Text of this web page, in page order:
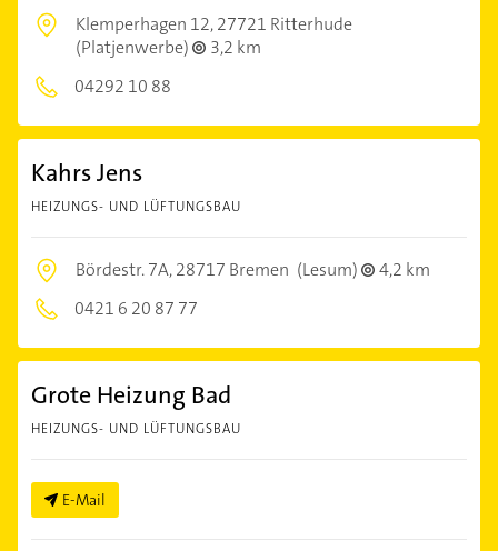
Klemperhagen 12,27721 Ritterhude
(Platjenwerbe)
3,2 km
04292 10 88
Kahrs Jens
HEIZUNGS- UND LÜFTUNGSBAU
Bördestr. 7A,28717 Bremen (Lesum)
4,2 km
0421 6 20 87 77
Grote Heizung Bad
HEIZUNGS- UND LÜFTUNGSBAU
E-Mail